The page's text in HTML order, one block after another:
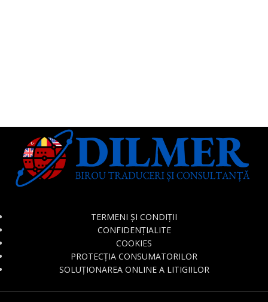
TERMENI ȘI CONDIȚII
CONFIDENȚIALITE
COOKIES
PROTECȚIA CONSUMATORILOR
SOLUȚIONAREA ONLINE A LITIGIILOR